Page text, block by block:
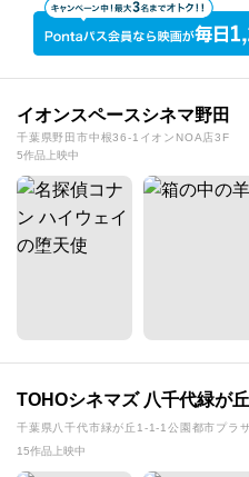
イオンスペースシネマ野田
千葉県野田市中根36-1イオンNOA店3F
5作品上映中
TOHOシネマズ 八千代緑が丘
千葉県八千代市緑が丘1-1-1公園都市プラ
15作品上映中